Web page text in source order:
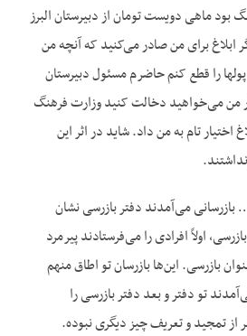
بود ماهی دویست تومان از دبیرستان البرز
ابلاغ برای من صادر می‌کنید که آنچه من
را قطع کنم حاضرم مسئول دبیرستان
من می‌خواهید دخالت کنید وزارت فرهنگ
تام به من داد. شاید در اثر این
می‌آمدند دفتر بازرسی نشان
اولاً افرادی را می‌فرستادند پیرمرد
بازرسی. این‌ها بازرسان تو اطاق منهم
تو دفتر و بعد دفتر بازرسی را
تمجید و تعریف چیز دیگری نبوده.